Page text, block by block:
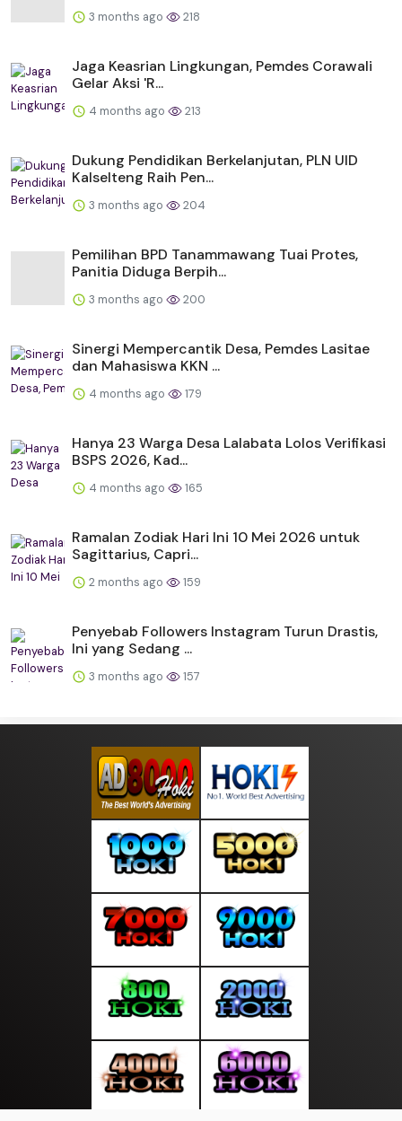
3 months ago 218
Jaga Keasrian Lingkungan, Pemdes Corawali
Gelar Aksi 'R...
4 months ago 213
Dukung Pendidikan Berkelanjutan, PLN UID
Kalselteng Raih Pen...
3 months ago 204
Pemilihan BPD Tanammawang Tuai Protes,
Panitia Diduga Berpih...
3 months ago 200
Sinergi Mempercantik Desa, Pemdes Lasitae
dan Mahasiswa KKN ...
4 months ago 179
Hanya 23 Warga Desa Lalabata Lolos Verifikasi
BSPS 2026, Kad...
4 months ago 165
Ramalan Zodiak Hari Ini 10 Mei 2026 untuk
Sagittarius, Capri...
2 months ago 159
Penyebab Followers Instagram Turun Drastis,
Ini yang Sedang ...
3 months ago 157